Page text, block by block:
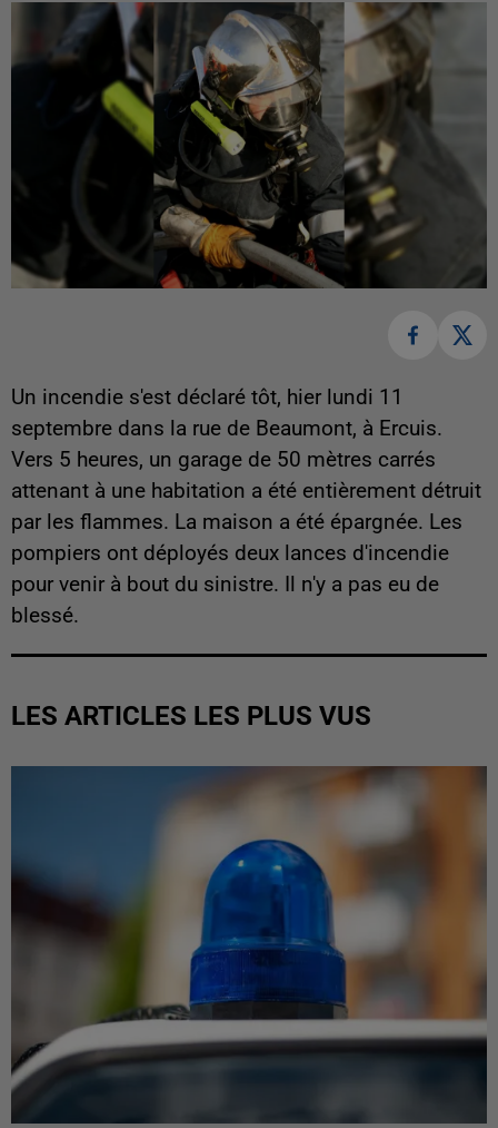
Un incendie s'est déclaré tôt, hier lundi 11
septembre dans la rue de Beaumont, à Ercuis.
Vers 5 heures, un garage de 50 mètres carrés
attenant à une habitation a été entièrement détruit
par les flammes. La maison a été épargnée. Les
pompiers ont déployés deux lances d'incendie
pour venir à bout du sinistre. Il n'y a pas eu de
blessé.
LES ARTICLES LES PLUS VUS